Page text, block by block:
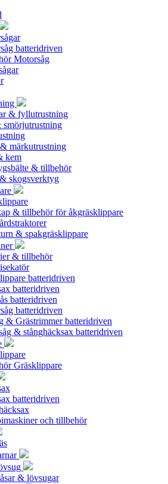
batteridriven
Motorsåg
& fyllutrustning
smörjutrustning
märkutrustning
kem
& tillbehör
skogsverktyg
& tillbehör för åkgräsklippare
& spakgräsklippare
& tillbehör
batteridriven
batteridriven
batteridriven
batteridriven
& Grästrimmer batteridriven
& stånghäcksax batteridriven
Gräsklippare
batteridriven
och tillbehör
& lövsugar